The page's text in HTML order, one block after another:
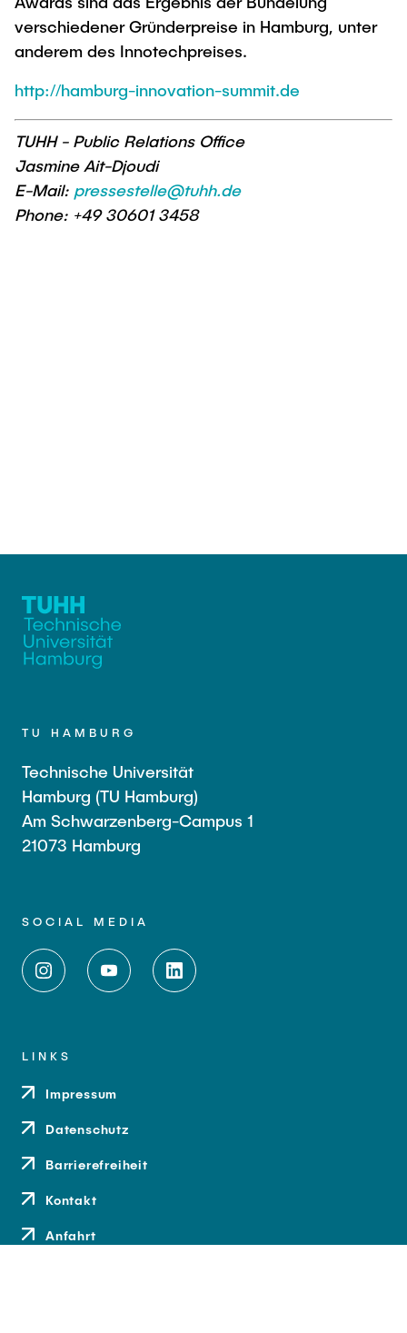
verschiedener Gründerpreise in Hamburg, unter
anderem des Innotechpreises.
http://hamburg-innovation-summit.de
TUHH - Public Relations Office
Jasmine Ait-Djoudi
E-Mail: pressestelle@tuhh.de
Phone: +49 30601 3458
TU HAMBURG
Technische Universität
Hamburg (TU Hamburg)
Am Schwarzenberg-Campus 1
21073 Hamburg
SOCIAL MEDIA
LINKS
Impressum
Datenschutz
Barrierefreiheit
Kontakt
Anfahrt